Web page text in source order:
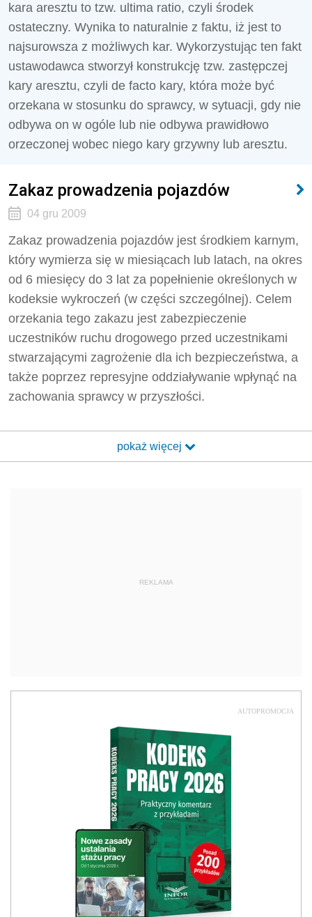
kara aresztu to tzw. ultima ratio, czyli środek
ostateczny. Wynika to naturalnie z faktu, iż jest to
najsurowsza z możliwych kar. Wykorzystując ten fakt
ustawodawca stworzył konstrukcję tzw. zastępczej
kary aresztu, czyli de facto kary, która może być
orzekana w stosunku do sprawcy, w sytuacji, gdy nie
odbywa on w ogóle lub nie odbywa prawidłowo
orzeczonej wobec niego kary grzywny lub aresztu.
Zakaz prowadzenia pojazdów
04 gru 2009
Zakaz prowadzenia pojazdów jest środkiem karnym,
który wymierza się w miesiącach lub latach, na okres
od 6 miesięcy do 3 lat za popełnienie określonych w
kodeksie wykroczeń (w części szczególnej). Celem
orzekania tego zakazu jest zabezpieczenie
uczestników ruchu drogowego przed uczestnikami
stwarzającymi zagrożenie dla ich bezpieczeństwa, a
także poprzez represyjne oddziaływanie wpłynąć na
zachowania sprawcy w przyszłości.
pokaż więcej
REKLAMA
AUTOPROMOCJA